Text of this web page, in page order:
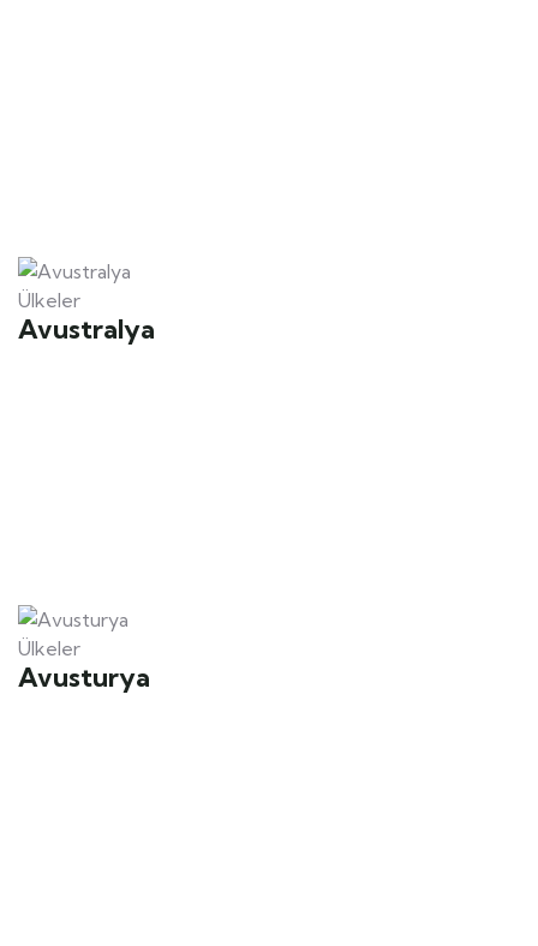
Ülkeler
Avustralya
Ülkeler
Avusturya